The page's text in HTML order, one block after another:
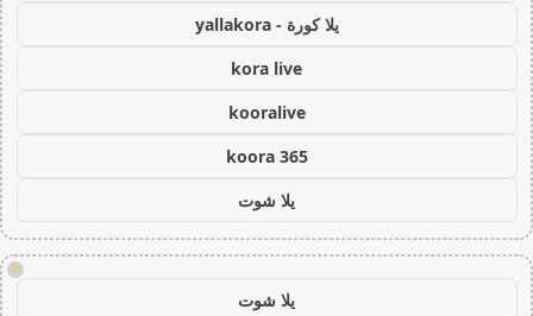
يلا كورة - yallakora
kora live
kooralive
koora 365
يلا شوت
!
يلا شوت